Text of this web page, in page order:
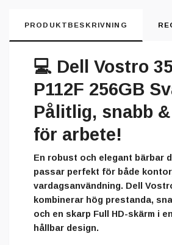
PRODUKTBESKRIVNING
💻 Dell Vostro
P112F 256GB
Pålitlig, snabb
för arbete!
En robust och elegant bärbar
passar perfekt för både
vardagsanvändning. Dell
kombinerar hög prestanda,
och en skarp Full HD-skärm i
hållbar design.